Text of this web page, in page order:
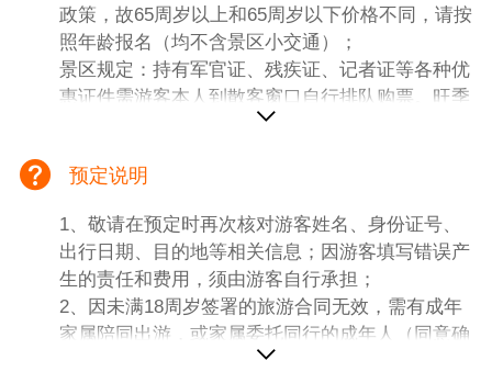
政策，故65周岁以上和65周岁以下价格不同，请按
照年龄报名（均不含景区小交通）；
景区规定：持有军官证、残疾证、记者证等各种优
惠证件需游客本人到散客窗口自行排队购票。旺季
散客窗口排队时间太长，如需导游代购门票，游客
一、【团费包含内容】
燃油费）。
2、住宿：全程入住网评三钻酒店，参考酒店如
下：
西安三钻参考酒店：星宿酒店，汉都丽致土门店，
宜必思尚品五路口店等同级
预定说明
1、敬请在预定时再次核对游客姓名、身份证号、
出行日期、目的地等相关信息；因游客填写错误产
生的责任和费用，须由游客自行承担；
2、因未满18周岁签署的旅游合同无效，需有成年
家属陪同出游，或家属委托同行的成年人（同意确